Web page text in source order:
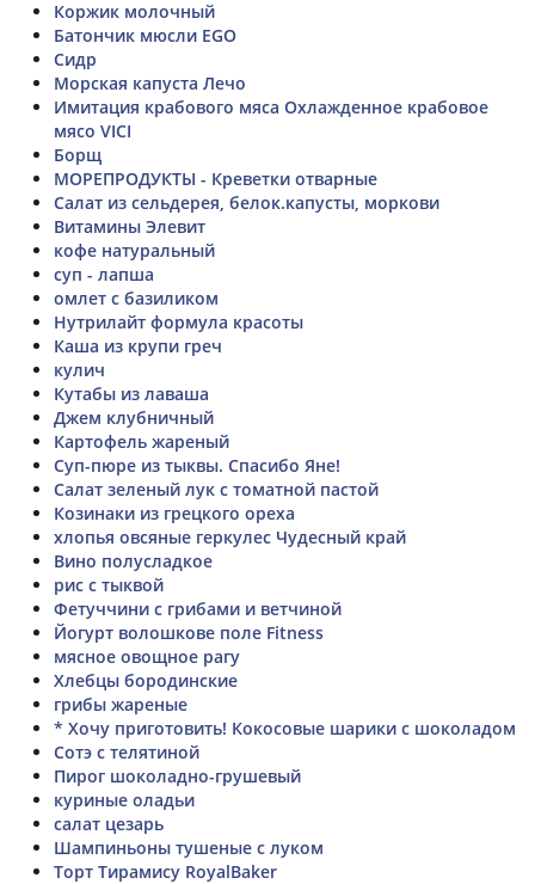
Коржик молочный
Батончик мюсли EGO
Сидр
Морская капуста Лечо
Имитация крабового мяса Охлажденное крабовое
мясо VICI
Борщ
МОРЕПРОДУКТЫ - Креветки отварные
Салат из сельдерея, белок.капусты, моркови
Витамины Элевит
кофе натуральный
суп - лапша
омлет с базиликом
Нутрилайт формула красоты
Каша из крупи греч
кулич
Кутабы из лаваша
Джем клубничный
Картофель жареный
Суп-пюре из тыквы. Спасибо Яне!
Салат зеленый лук с томатной пастой
Козинаки из грецкого ореха
хлопья овсяные геркулес Чудесный край
Вино полусладкое
рис с тыквой
Фетуччини с грибами и ветчиной
Йогурт волошкове поле Fitness
мясное овощное рагу
Хлебцы бородинские
грибы жареные
* Хочу приготовить! Кокосовые шарики с шоколадом
Сотэ с телятиной
Пирог шоколадно-грушевый
куриные оладьи
салат цезарь
Шампиньоны тушеные с луком
Торт Тирамису RoyalBaker